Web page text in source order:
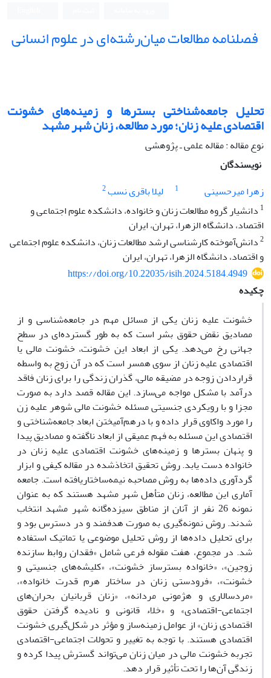
فصلنامه مطالعات میان‌رشته‌ای در علوم انسانی
تحلیل جامعه‌شناختی بسترها و زمینه‌های خشونت
اقتصادی علیه زنان؛ مورد مطالعه، زنان شهر مشهد
نوع مقاله : مقاله علمی ـ پژوهشی
نویسندگان
زهرا میرحسینی
1 لیلا باقری نسب2
1 دانشیار گروه مطالعات زنان و خانواده، دانشکده علوم اجتماعی و
اقتصاد، دانشگاه الزهرا، تهران، ایران
2دانش‌آموخته کارشناسی ارشد مطالعات زنان، دانشکده علوم اجتماعی
و اقتصاد، دانشگاه الزهرا، تهران، ایران
https://doi.org/10.22035/isih.2024.5184.4949
چکیده
خشونت علیه زنان یکی از مسائل مهم در جامعه‌شناسی و از
مصادیق نقض حقوق بشر است که به طور گسترده‌ای در سطح
جهانی رخ می‌دهد. یکی از ابعاد این خشونت، خشونت مالی یا
اقتصادی علیه زنان از سوی همسر است که در آن زوج به واسطه
قراردادن زوجه در مضیقه مالی، گذران زندگی را برای زنان فاقد
درآمد با مشکل مواجه می‌سازد. این مقاله قصد دارد به صورت
مجزا و با رویکردی جنسیتی مسئله خشونت مالی شوهر علیه زن
را مورد واکاوی قرار داده و با درهم‌آمیختن ابعاد جامعه‌شناختی و
اقتصادی این مسئله به فهم عمیقی از ابعاد ناگفته و مصادیق پیدا
و پنهان بسترها و زمینه‌های خشونت اقتصادی علیه زنان در
خانواده دست یابد. روش تحقیق اتخاذشده در مقاله کیفی و ابزار
گردآوری داده‌ها به روش مصاحبه نیمه‌ساختاریافته است. جامعه
‌آماری این مطالعه، زنان متأهل شهر مشهد هستند که به عنوان
نمونه 26 نفر از آنان از مناطق سیزده‌گانه شهر مشهد انتخاب
شدند. روش نمونه‌گیری به صورت هدفمند و در دسترس بود و
برای تحلیل داده‌ها از روش تحلیل موضوعی یا تماتیک استفاده
شد. در مجموع، هفت مقوله فرعی شامل «فقدان روابط سازنده
زوجین»، «خانواده بسترساز خشونت»، «کلیشه‌های جنسیتی و
خشونت»، «فرودستی زنان در ساختار هرم قدرت خانواده»،
«مردسالاری و هژمونی مردانه»، «زنان قربانیان بحران‌های
اجتماعی-اقتصادی» و «خلاء قانونی و نادیده گرفتن حقوق
اقتصادی زنان» از عوامل زمینه‌ساز و مؤثر در شکل‌گیری خشونت
اقتصادی هستند. با توجه به تغییر و تحولات اجتماعی-اقتصادی
تجربه خشونت مالی در میان زنان می‌تواند گسترش پیدا کرده و
زندگی آن‌ها را تحت تأثیر قرار دهد.